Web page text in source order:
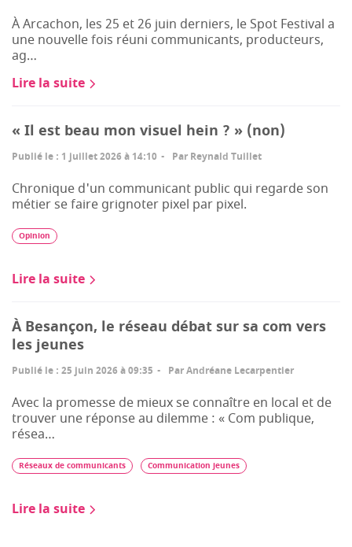
À Arcachon, les 25 et 26 juin derniers, le Spot Festival a
une nouvelle fois réuni communicants, producteurs,
ag…
Lire la suite
« Il est beau mon visuel hein ? » (non)
Publié le : 1 juillet 2026 à 14:10 Par Reynald Tuillet
Chronique d'un communicant public qui regarde son
métier se faire grignoter pixel par pixel.
Lire la suite
Opinion
À Besançon, le réseau débat sur sa com vers
les jeunes
Publié le : 25 juin 2026 à 09:35 ParAndréane Lecarpentier
Avec la promesse de mieux se connaître en local et de
trouver une réponse au dilemme : « Com publique,
résea…
Lire la suite
Réseaux de communicants Communication jeunes